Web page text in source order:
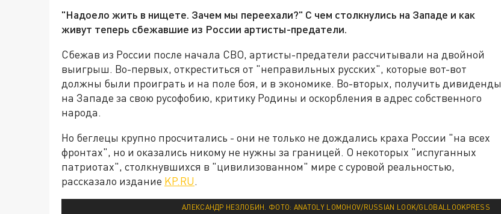
"Надоело жить в нищете. Зачем мы переехали?" С чем столкнулись на Западе и как
живут теперь сбежавшие из России артисты-предатели.
Сбежав из России после начала СВО, артисты-предатели рассчитывали на двойной
выигрыш. Во-первых, откреститься от "неправильных русских", которые вот-вот
должны были проиграть и на поле боя, и в экономике. Во-вторых, получить дивиденды
на Западе за свою русофобию, критику Родины и оскорбления в адрес собственного
народа.
Но беглецы крупно просчитались - они не только не дождались краха России "на всех
фронтах", но и оказались никому не нужны за границей. О некоторых "испуганных
патриотах", столкнувшихся в "цивилизованном" мире с суровой реальностью,
рассказало издание KP.RU.
АЛЕКСАНДР НЕЗЛОБИН. ФОТО: ANATOLY LOMOHOV/RUSSIAN LOOK/GLOBALLOOKPRESS